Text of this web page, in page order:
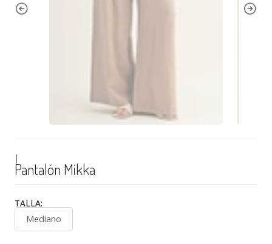
|
Pantalón Mikka
TALLA:
Mediano